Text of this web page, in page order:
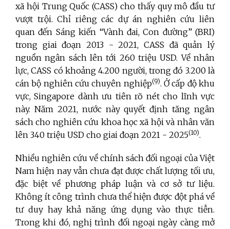
xã hội Trung Quốc (CASS) cho thấy quy mô đầu tư
vượt trội. Chỉ riêng các dự án nghiên cứu liên
quan đến Sáng kiến “Vành đai, Con đường” (BRI)
trong giai đoạn 2013 - 2021, CASS đã quản lý
nguồn ngân sách lên tới 260 triệu USD. Về nhân
lực, CASS có khoảng 4.200 người, trong đó 3.200 là
cán bộ nghiên cứu chuyên nghiệp(9). Ở cấp độ khu
vực, Singapore dành ưu tiên rõ nét cho lĩnh vực
này. Năm 2021, nước này quyết định tăng ngân
sách cho nghiên cứu khoa học xã hội và nhân văn
lên 340 triệu USD cho giai đoạn 2021 - 2025(10).
Nhiều nghiên cứu về chính sách đối ngoại của Việt
Nam hiện nay vẫn chưa đạt được chất lượng tối ưu,
đặc biệt về phương pháp luận và cơ sở tư liệu.
Không ít công trình chưa thể hiện được đột phá về
tư duy hay khả năng ứng dụng vào thực tiễn.
Trong khi đó, nghị trình đối ngoại ngày càng mở